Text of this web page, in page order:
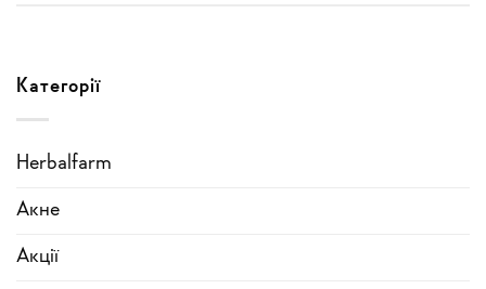
Категорії
Herbalfarm
Акне
Акції